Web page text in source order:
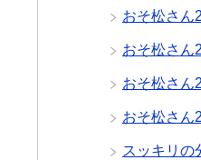
おそ松さん
おそ松さん
おそ松さん
おそ松さん
スッキリの